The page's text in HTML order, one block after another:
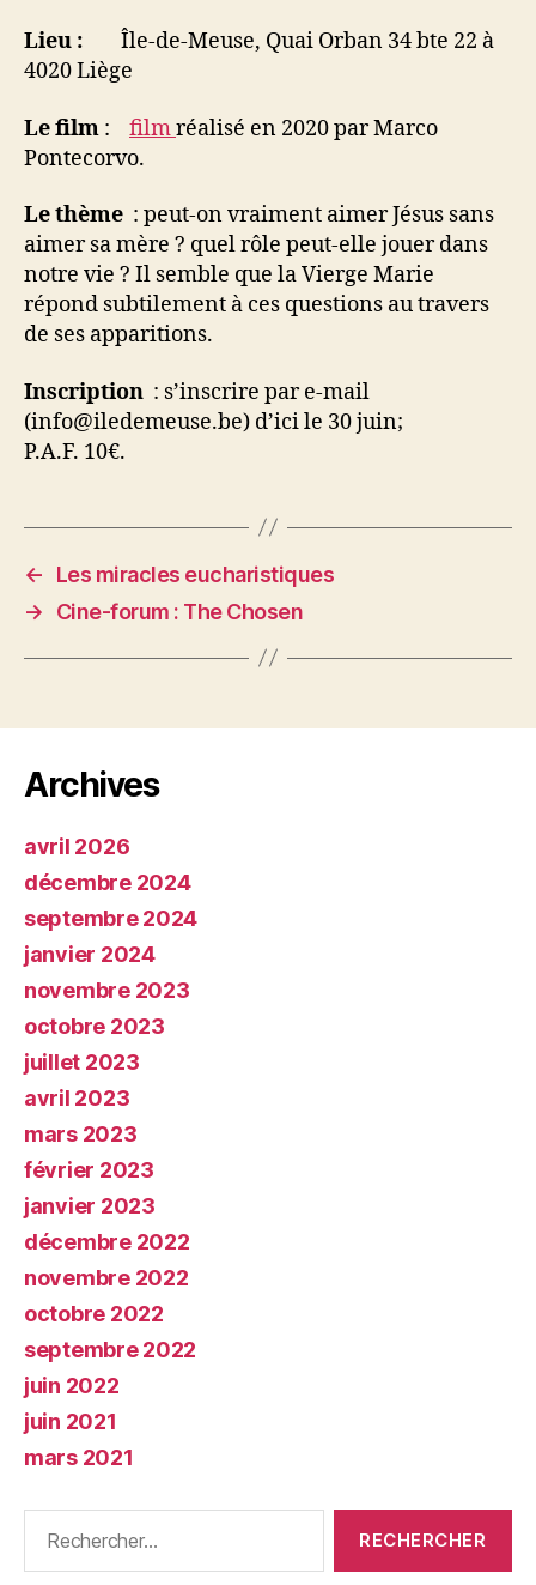
Lieu : Île-de-Meuse, Quai Orban 34 bte 22 à
4020 Liège
Le film : filmréalisé en 2020 par Marco
Pontecorvo.
Le thème : peut-on vraiment aimer Jésus sans
aimer sa mère ? quel rôle peut-elle jouer dans
notre vie ? Il semble que la Vierge Marie
répond subtilement à ces questions au travers
de ses apparitions.
Inscription : s’inscrire par e-mail
(info@iledemeuse.be) d’ici le 30 juin;
P.A.F. 10€.
←
Les miracles eucharistiques
→
Cine-forum : The Chosen
Archives
avril 2026
décembre 2024
septembre 2024
janvier 2024
novembre 2023
octobre 2023
juillet 2023
avril 2023
mars 2023
février 2023
janvier 2023
décembre 2022
novembre 2022
octobre 2022
septembre 2022
juin 2022
juin 2021
mars 2021